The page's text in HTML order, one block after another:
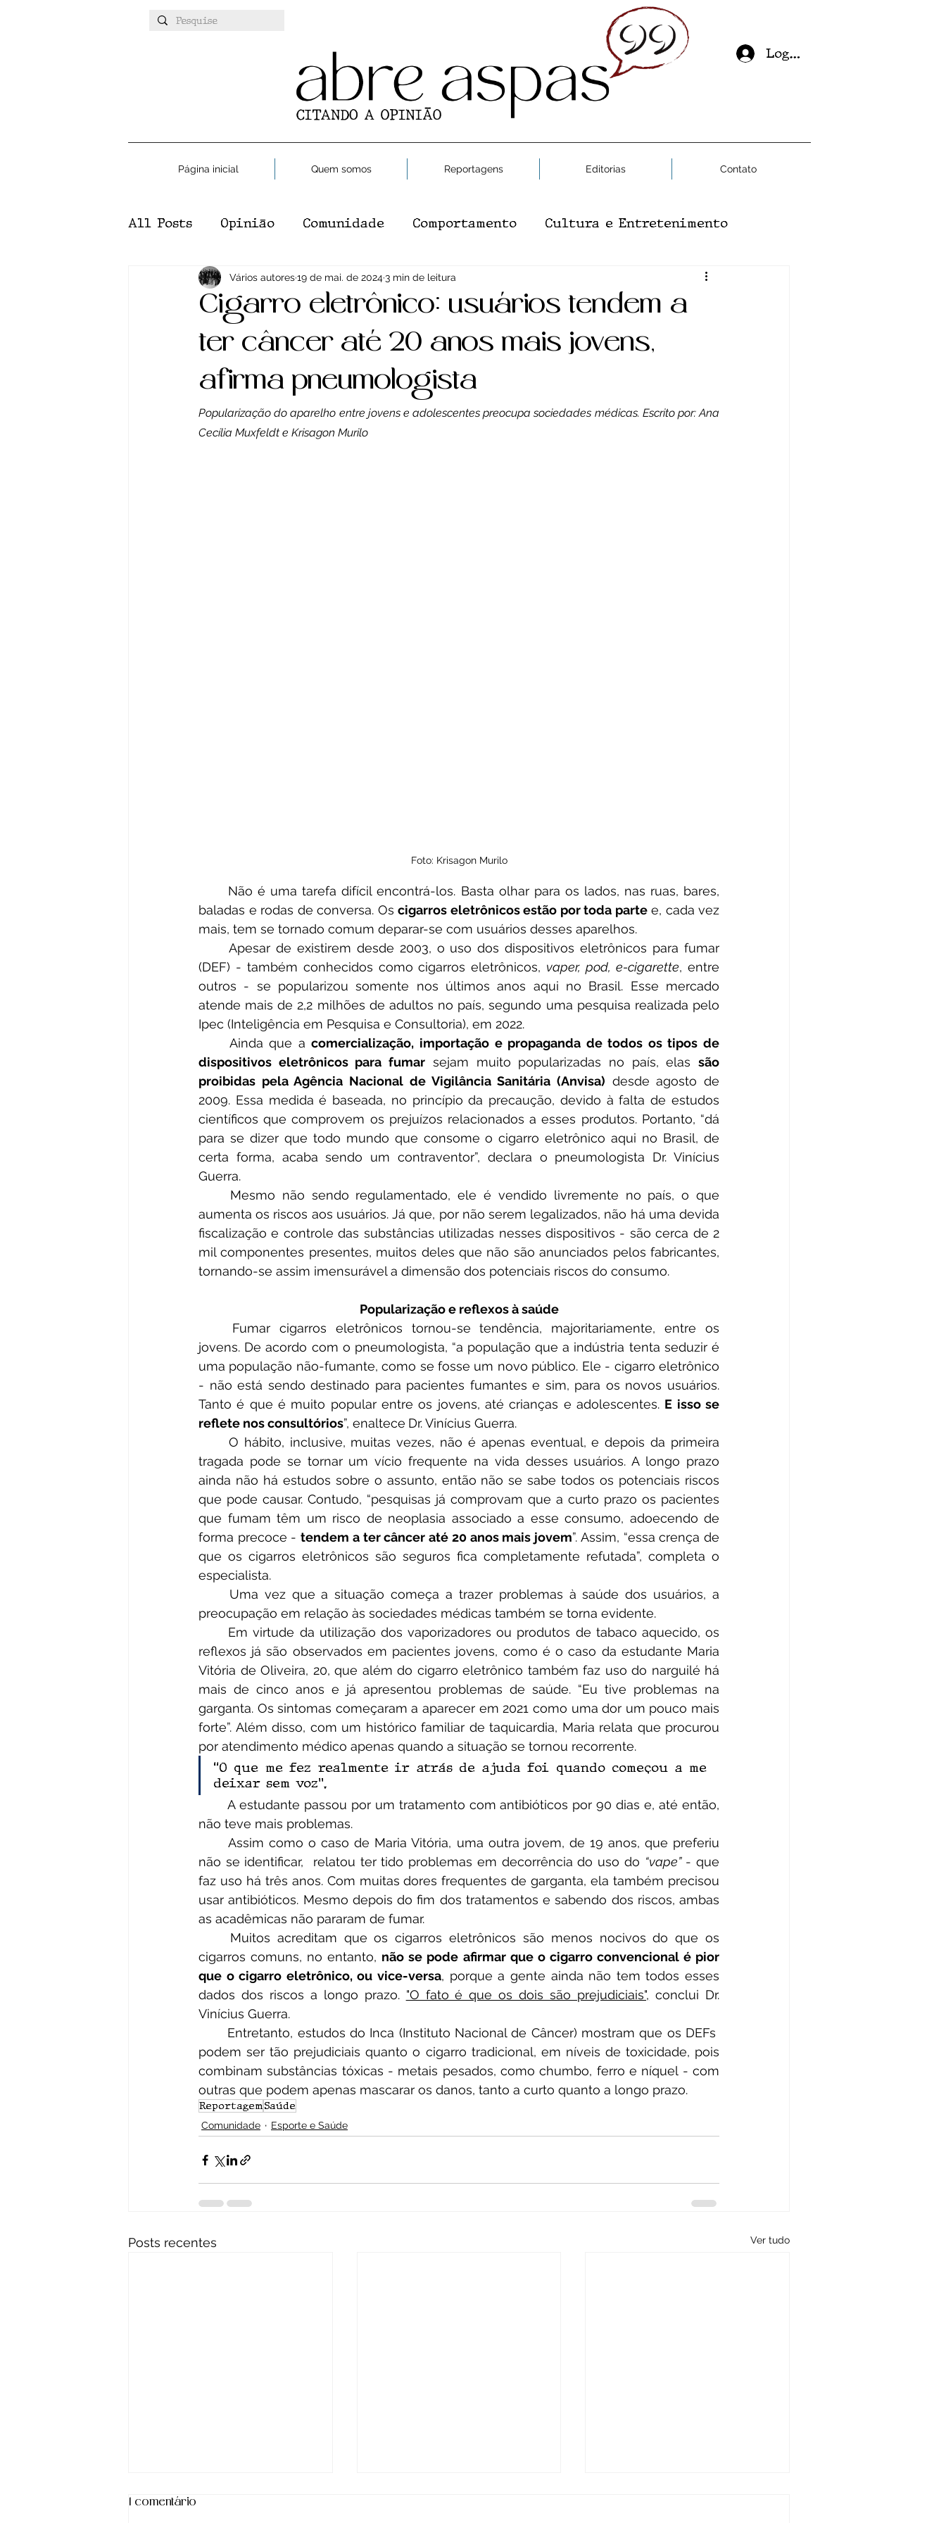
Página inicial Quem somos Reportagens Editorias Contato
Log In
All Posts Opinião Comunidade Comportamento Cultura e Entretenimento
Atualidades Esporte e Saúde Moda Saúde Mental
reportagem Jogos Saúde Reportagem Resenha Crítica Reportagem
Atualidade Agronegócio Economia Esporte
Cigarro eletrônico: usuários tendem a
ter câncer até 20 anos mais jovens,
afirma pneumologista
Vários autores19 de mai. de 20243 min de leitura
Popularização do aparelho entre jovens e adolescentes preocupa sociedades médicas. Escrito por: Ana
Cecília Muxfeldt e Krisagon Murilo
Foto: Krisagon Murilo
baladas e rodas de conversa. Os cigarros eletrônicos estão por toda parte e, cada vez
mais, tem se tornado comum deparar-se com usuários desses aparelhos.
(DEF) - também conhecidos como cigarros eletrônicos, vaper, pod, e-cigarette, entre
outros - se popularizou somente nos últimos anos aqui no Brasil. Esse mercado
atende mais de 2,2 milhões de adultos no país, segundo uma pesquisa realizada pelo
Ipec (Inteligência em Pesquisa e Consultoria), em 2022.
	Ainda que a
comercialização, importação e propaganda de todos os tipos de
dispositivos eletrônicos para fumar sejam muito popularizadas no país, elas são
proibidas pela Agência Nacional de Vigilância Sanitária (Anvisa) desde agosto de
2009. Essa medida é baseada, no princípio da precaução, devido à falta de estudos
científicos que comprovem os prejuízos relacionados a esses produtos. Portanto, “dá
para se dizer que todo mundo que consome o cigarro eletrônico aqui no Brasil, de
certa forma, acaba sendo um contraventor”, declara o pneumologista Dr. Vinícius
Guerra.
aumenta os riscos aos usuários. Já que, por não serem legalizados, não há uma devida
fiscalização e controle das substâncias utilizadas nesses dispositivos - são cerca de 2
mil componentes presentes, muitos deles que não são anunciados pelos fabricantes,
tornando-se assim imensurável a dimensão dos potenciais riscos do consumo.
Popularização e reflexos à saúde
jovens. De acordo com o pneumologista, “a população que a indústria tenta seduzir é
uma população não-fumante, como se fosse um novo público. Ele - cigarro eletrônico
- não está sendo destinado para pacientes fumantes e sim, para os novos usuários.
Tanto é que é muito popular entre os jovens, até crianças e adolescentes. E isso se
reflete nos consultórios”, enaltece Dr. Vinícius Guerra.
tragada pode se tornar um vício frequente na vida desses usuários. A longo prazo
ainda não há estudos sobre o assunto, então não se sabe todos os potenciais riscos
que pode causar. Contudo, “pesquisas já comprovam que a curto prazo os pacientes
que fumam têm um risco de neoplasia associado a esse consumo, adoecendo de
forma precoce - tendem a ter câncer até 20 anos mais jovem”. Assim, “essa crença de
que os cigarros eletrônicos são seguros fica completamente refutada”, completa o
especialista.
preocupação em relação às sociedades médicas também se torna evidente.
reflexos já são observados em pacientes jovens, como é o caso da estudante Maria
Vitória de Oliveira, 20, que além do cigarro eletrônico também faz uso do narguilé há
mais de cinco anos e já apresentou problemas de saúde. “Eu tive problemas na
garganta. Os sintomas começaram a aparecer em 2021 como uma dor um pouco mais
forte”. Além disso, com um histórico familiar de taquicardia, Maria relata que procurou
por atendimento médico apenas quando a situação se tornou recorrente.
“O que me fez realmente ir atrás de ajuda foi quando começou a me
deixar sem voz”.
não teve mais problemas.
	Assim como o caso de Maria Vitória, uma outra jovem, de 19 anos, que preferiu
não se identificar,  relatou ter tido problemas em decorrência do uso do “vape” - que
faz uso há três anos. Com muitas dores frequentes de garganta, ela também precisou
usar antibióticos. Mesmo depois do fim dos tratamentos e sabendo dos riscos, ambas
as acadêmicas não pararam de fumar.
cigarros comuns, no entanto, não se pode afirmar que o cigarro convencional é pior
que o cigarro eletrônico, ou vice-versa, porque a gente ainda não tem todos esses
dados dos riscos a longo prazo. "O fato é que os dois são prejudiciais", conclui Dr.
Vinícius Guerra.
podem ser tão prejudiciais quanto o cigarro tradicional, em níveis de toxicidade, pois
combinam substâncias tóxicas - metais pesados, como chumbo, ferro e níquel - com
outras que podem apenas mascarar os danos, tanto a curto quanto a longo prazo.
ReportagemSaúde
Comunidade Esporte e Saúde
Posts recentes Ver tudo
1 comentário